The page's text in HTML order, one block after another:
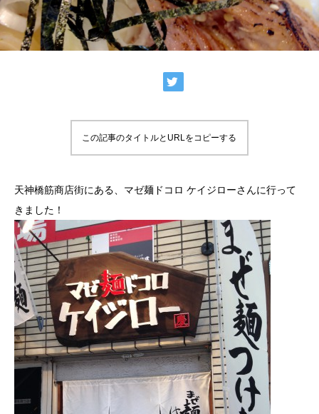
この記事のタイトルとURLをコピーする
天神橋筋商店街にある、マゼ麺ドコロ ケイジローさんに行って
きました！